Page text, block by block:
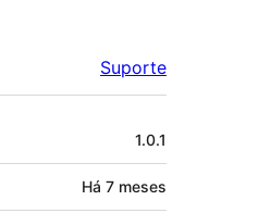
Suporte
1.0.1
Há 7 meses